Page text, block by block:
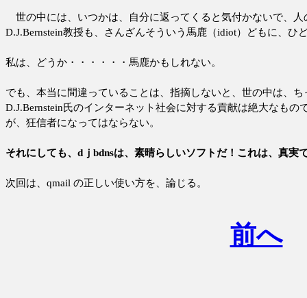
世の中には、いつかは、自分に返ってくると気付かないで、
D.J.Bernstein教授も、さんざんそういう馬鹿（idiot）どもに、ひ
私は、どうか・・・・・・馬鹿かもしれない。
でも、本当に間違っていることは、指摘しないと、世の中は、
D.J.Bernstein氏のインターネット社会に対する貢献は絶大なもの
が、狂信者になってはならない。
それにしても、dｊbdnsは、素晴らしいソフトだ！これは、真実
次回は、qmail の正しい使い方を、論じる。
前へ